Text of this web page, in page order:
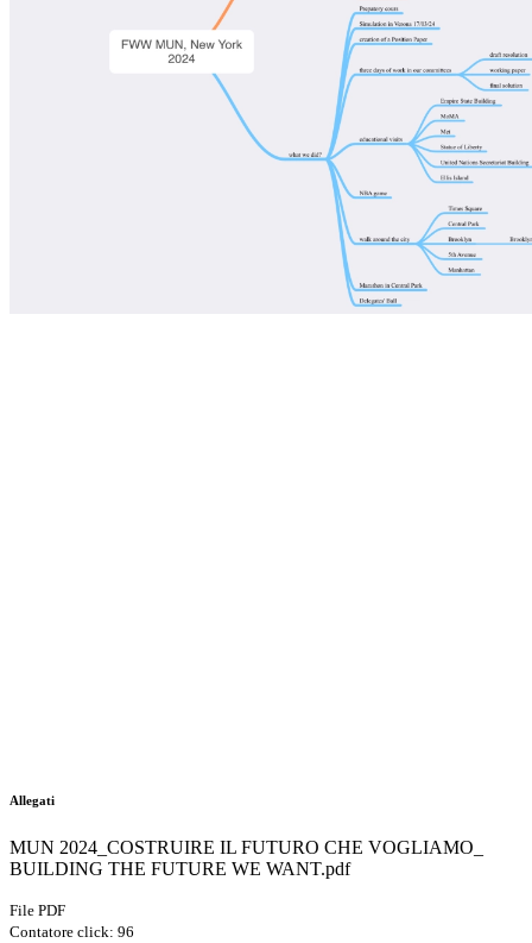
Allegati
MUN 2024_COSTRUIRE IL FUTURO CHE VOGLIAMO_
BUILDING THE FUTURE WE WANT.pdf
File PDF
Contatore click: 96